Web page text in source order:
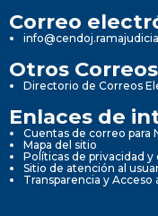
Correo
Otros
Directorio de Correos
Enlaces de
Cuentas de correo para
Mapa del sitio
Políticas de privacidad
Sitio de atención al
Transparencia y Acceso